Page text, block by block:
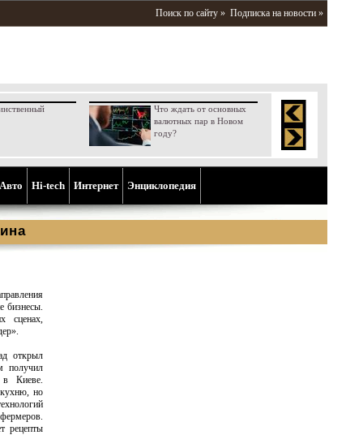
Поиск по сайту » Подписка на новости »
Что ждать от основных
валютных пар в Новом
году?
Aвто Hi-tech Интернет Энциклопедия
бизнесы.
сценах,
открыл
получил
в Киеве.
кухню, но
рецепты